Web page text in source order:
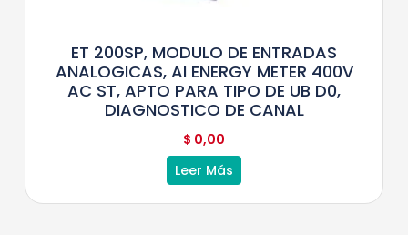
ET 200SP, MODULO DE ENTRADAS
ANALOGICAS, AI ENERGY METER 400V
AC ST, APTO PARA TIPO DE UB D0,
DIAGNOSTICO DE CANAL
$ 0,00
Leer Más